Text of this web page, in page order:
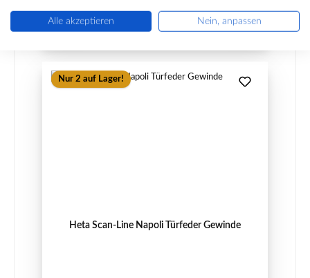
Nur 2 auf Lager!
Heta Scan-Line Napoli Türfeder Gewinde
Alle akzeptieren Nein, anpassen